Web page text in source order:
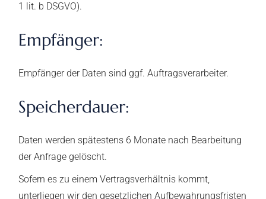
1 lit. b DSGVO).
Empfänger:
Empfänger der Daten sind ggf. Auftragsverarbeiter.
Speicherdauer:
Daten werden spätestens 6 Monate nach Bearbeitung
der Anfrage gelöscht.
Sofern es zu einem Vertragsverhältnis kommt,
unterliegen wir den gesetzlichen Aufbewahrungsfristen